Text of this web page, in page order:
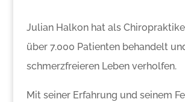
Julian Halkon hat als
über 7.000 Patienten behandelt
schmerzfreieren Leben verholfen.
Mit seiner Erfahrung und seinem